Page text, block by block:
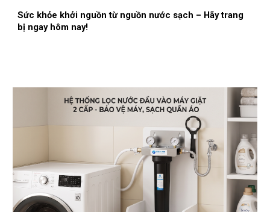
Sức khỏe khởi nguồn từ nguồn nước sạch – Hãy trang
bị ngay hôm nay!